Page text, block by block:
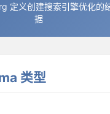
定义创建搜索引擎优化的
据
类型